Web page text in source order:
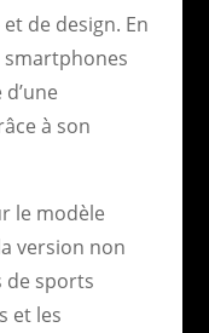
de design. En
smartphones
à son
le modèle
version non
de sports
et les